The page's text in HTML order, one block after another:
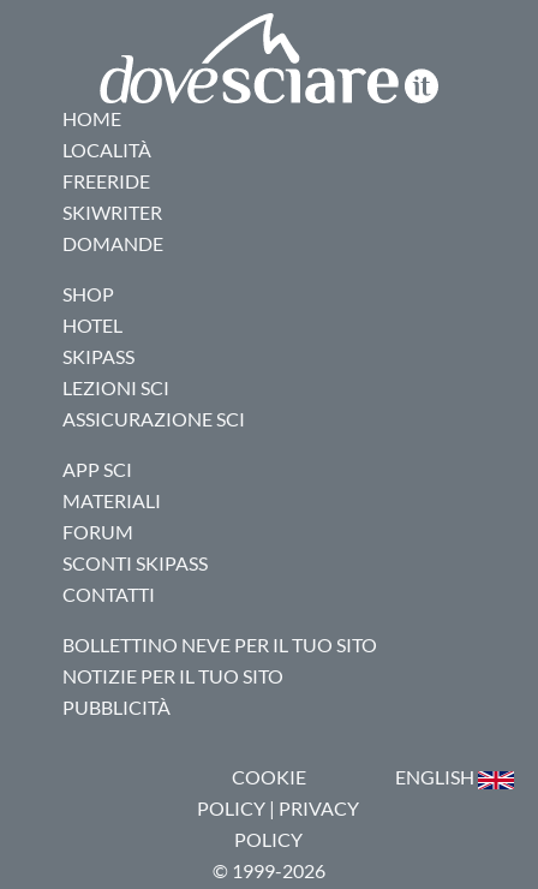
HOME
LOCALITÀ
FREERIDE
SKIWRITER
DOMANDE
SHOP
HOTEL
SKIPASS
LEZIONI SCI
ASSICURAZIONE SCI
APP SCI
MATERIALI
FORUM
SCONTI SKIPASS
CONTATTI
BOLLETTINO NEVE PER IL TUO SITO
NOTIZIE PER IL TUO SITO
PUBBLICITÀ
COOKIE
POLICY| PRIVACY
POLICY
© 1999-2026
ENGLISH